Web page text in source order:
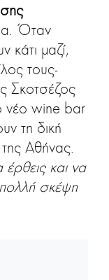
Όταν
μαζί,
τους-
Σκοτσέζος
νέο wine bar
τη δική
Αθήνας.
και να
πολλή σκέψη